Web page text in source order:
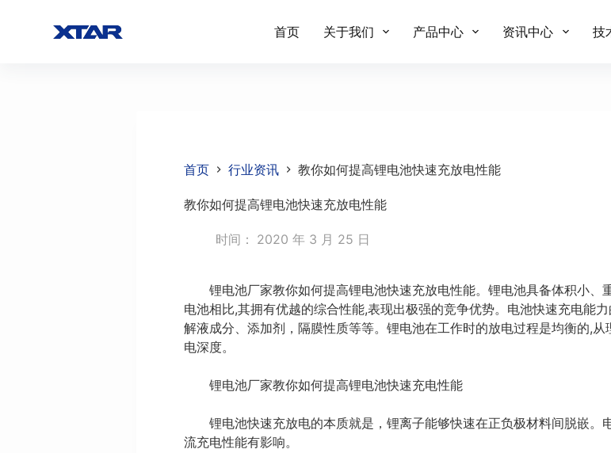
首页 关于我们 产品中心 资讯中心 技
首页 行业资讯 教你如何提高锂电池快速充放电性能
教你如何提高锂电池快速充放电性能
时间： 2020 年 3 月 25 日
锂电池厂家教你如何提高锂电池快速充放电性能。锂电池具备体积小、
电池相比,其拥有优越的综合性能,表现出极强的竞争优势。电池快速充电能
解液成分、添加剂，隔膜性质等等。锂电池在工作时的放电过程是均衡的,
电深度。
锂电池厂家教你如何提高锂电池快速充电性能
锂电池快速充放电的本质就是，锂离子能够快速在正负极材料间脱嵌。
流充电性能有影响。